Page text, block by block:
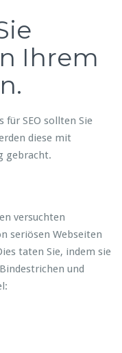
Ihrem
für SEO sollten Sie
diese mit
gebracht.
versuchten
seriösen Webseiten
taten Sie, indem sie
und